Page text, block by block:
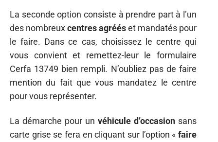
La seconde option consiste à prendre part à l’un
des nombreuxcentres agrééset mandatés pour
le faire. Dans ce cas, choisissez le centre qui
vous convient et remettez-leur le formulaire
Cerfa 13749 bien rempli. N’oubliez pas de faire
mention du fait que vous mandatez le centre
pour vous représenter.
La démarche pour un véhicule d’occasion sans
carte grise se fera en cliquant sur l’option « faire